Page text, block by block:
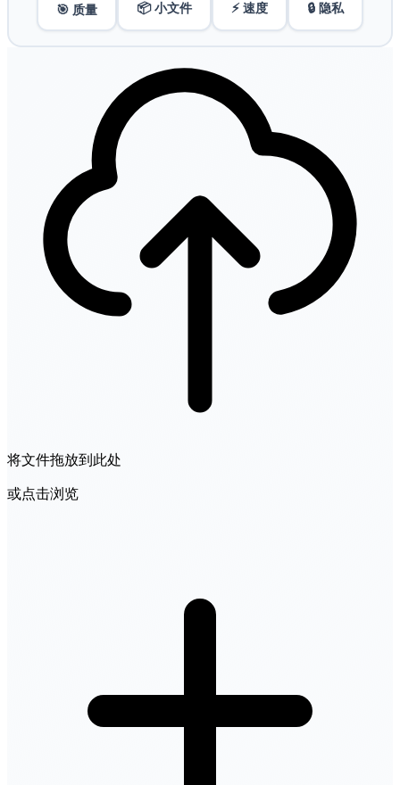
🎯 质量 📦 小文件 ⚡ 速度 🔒 隐私
将文件拖放到此处
或点击浏览